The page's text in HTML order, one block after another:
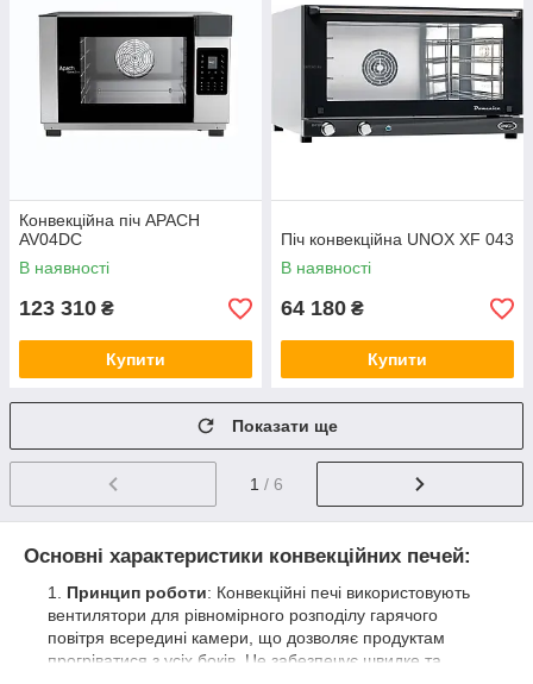
Конвекційна піч APACH
AV04DC
В наявності
123 310 ₴
Купити
Піч конвекційна UNOX XF 043
В наявності
64 180 ₴
Купити
Показати ще
1 / 6
Основні характеристики конвекційних печей:
Принцип роботи: Конвекційні печі використовують
вентилятори для рівномірного розподілу гарячого
повітря всередині камери, що дозволяє продуктам
прогріватися з усіх боків. Це забезпечує швидке та